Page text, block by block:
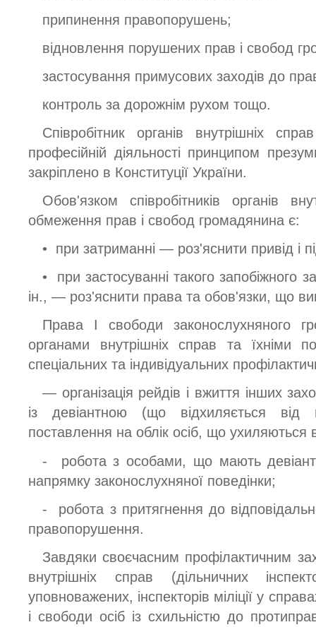
припинення правопорушень;
відновлення порушених прав і свобод
застосування примусових заходів до
контроль за дорожнім рухом тощо.
Співробітник органів внутрішніх
професійній діяльності принципом
закріплено в Конституції України.
Обов'язком співробітників органів
обмеження прав і свобод громадянина є:
• при затриманні — роз'яснити привід і
• при застосуванні такого запобіжного
ін., — роз'яснити права та обов'язки, що
Права І свободи законослухняного
органами внутрішніх справ та їхніми
спеціальних та індивідуальних
— організація рейдів і вжиття інших
із девіантною (що відхиляється від
поставлення на облік осіб, що ухиляються
- робота з особами, що мають
напрямку законослухняної поведінки;
- робота з притягнення до
правопорушення.
Завдяки своєчасним профілактичним
внутрішніх справ (дільничних
уповноважених, інспекторів міліції у
і свободи осіб із схильністю до